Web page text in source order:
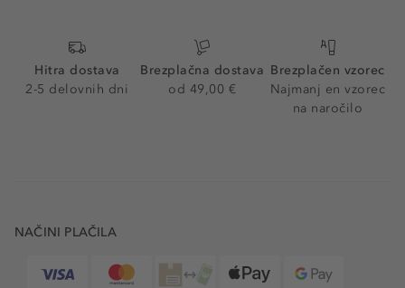
Hitra dostava
2-5 delovnih dni
Brezplačna dostava
od 49,00 €
Brezplačen vzorec
Najmanj en vzorec
na naročilo
NAČINI PLAČILA